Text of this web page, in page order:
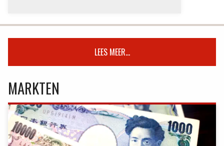
LEES MEER...
MARKTEN